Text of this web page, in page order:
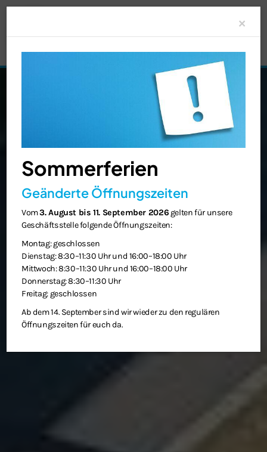
×
Sommerferien
Geänderte Öffnungszeiten
Vom3. August bis 11. September 2026 gelten für unsere
Geschäftsstelle folgende Öffnungszeiten:
Montag: geschlossen
Dienstag: 8:30–11:30 Uhr und 16:00–18:00 Uhr
Mittwoch: 8:30–11:30 Uhr und 16:00–18:00 Uhr
Donnerstag: 8:30–11:30 Uhr
Freitag: geschlossen
Ab dem 14. September sind wir wieder zu den regulären
Öffnungszeiten für euch da.